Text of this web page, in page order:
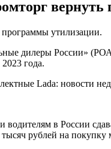
вернуть
утилизации.
дилеры России»
года.
в России
рублей на